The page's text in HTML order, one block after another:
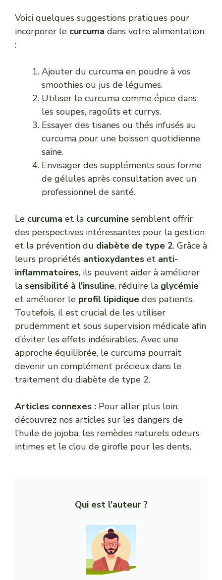
Voici quelques suggestions pratiques pour
incorporer le curcuma dans votre alimentation
:
Ajouter du curcuma en poudre à vos
smoothies ou jus de légumes.
Utiliser le curcuma comme épice dans
les soupes, ragoûts et currys.
Essayer des tisanes ou thés infusés au
curcuma pour une boisson quotidienne
saine.
Envisager des suppléments sous forme
de gélules après consultation avec un
professionnel de santé.
Le curcuma et la curcumine semblent offrir
des perspectives intéressantes pour la gestion
et la prévention du diabète de type 2. Grâce à
leurs propriétés antioxydantes et anti-
inflammatoires, ils peuvent aider à améliorer
la sensibilité à l’insuline, réduire la glycémie
et améliorer le profil lipidique des patients.
Toutefois, il est crucial de les utiliser
prudemment et sous supervision médicale afin
d’éviter les effets indésirables. Avec une
approche équilibrée, le curcuma pourrait
devenir un complément précieux dans le
traitement du diabète de type 2.
Articles connexes : Pour aller plus loin,
découvrez nos articles sur les dangers de
l’huile de jojoba, les remèdes naturels odeurs
intimes et le clou de girofle pour les dents.
Qui est l'auteur ?